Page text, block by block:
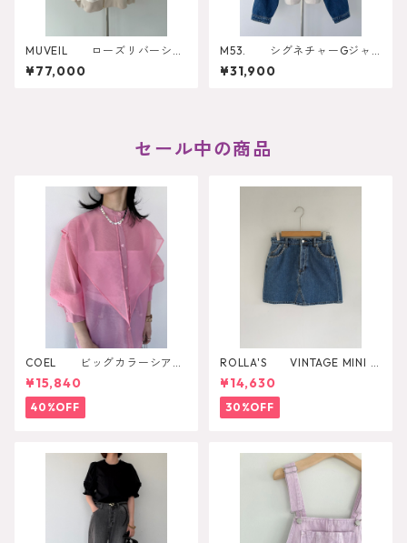
MUVEIL ローズリバーシブ
ルブルゾン MA262FJK00
1
¥77,000
M53. シグネチャーGジャ
ン
¥31,900
セール中の商品
COEL ビッグカラーシアー
シャツ
¥15,840
40%OFF
ROLLA'S VINTAGE MINI D
AZZLER
¥14,630
30%OFF